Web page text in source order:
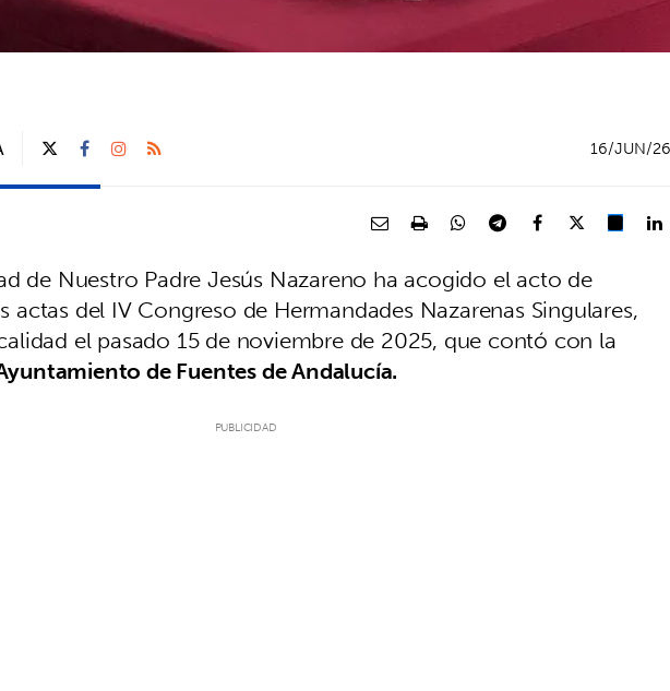
16/JUN/26
de Nuestro Padre Jesús Nazareno ha acogido el acto de
actas del IV Congreso de Hermandades Nazarenas Singulares,
el pasado 15 de noviembre de 2025, que contó con la
de Fuentes de Andalucía.